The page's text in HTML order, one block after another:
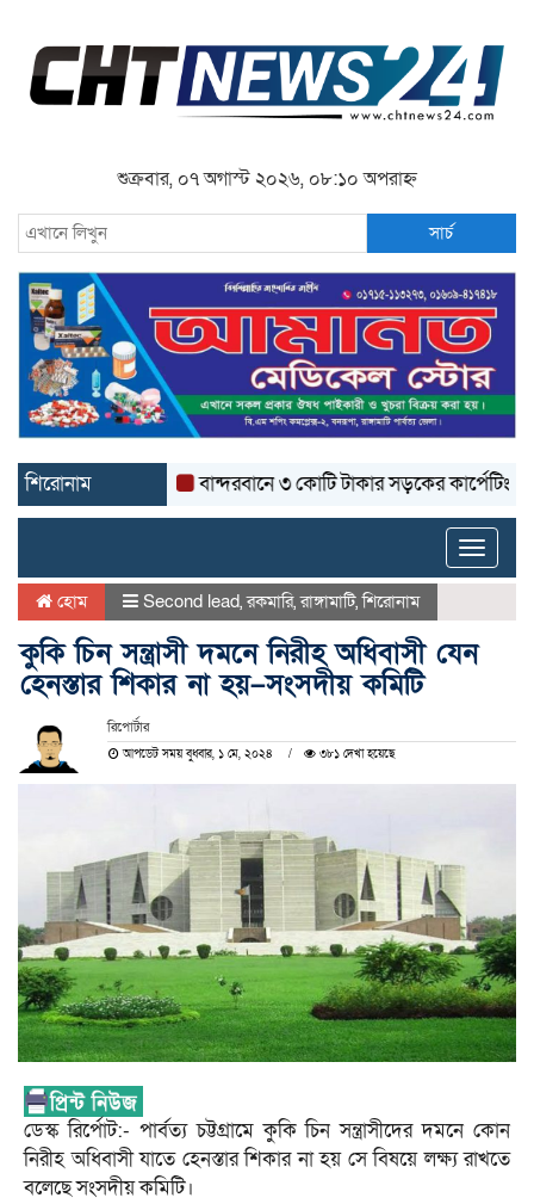
শুক্রবার, ০৭ অগাস্ট ২০২৬, ০৮:১০ অপরাহ্ন
সার্চ
শিরোনাম বান্দরবানে ৩ কোটি টাকার সড়কের কার্পেটিং উঠে
Toggle
হোম Second lead,রকমারি,রাঙ্গামাটি,শিরোনাম
কুকি চিন সন্ত্রাসী দমনে নিরীহ অধিবাসী যেন
হেনস্তার শিকার না হয়–সংসদীয় কমিটি
রিপোর্টার
আপডেট সময় বুধবার, ১ মে, ২০২৪ ৩৮১ দেখা হয়েছে
ডেস্ক রির্পোট:- পার্বত্য চট্টগ্রামে কুকি চিন সন্ত্রাসীদের দমনে কোন
নিরীহ অধিবাসী যাতে হেনস্তার শিকার না হয় সে বিষয়ে লক্ষ্য রাখতে
বলেছে সংসদীয় কমিটি।